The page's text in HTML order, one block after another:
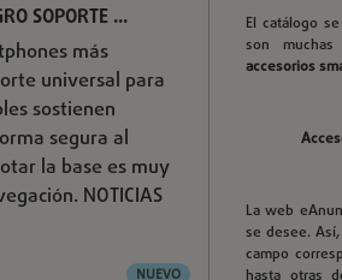
SOPORTE ...
más
universal para
sostienen
segura al
la base es muy
NOTICIAS
NUEVO
El catálogo
son
accesorios
La web
se desee.
campo